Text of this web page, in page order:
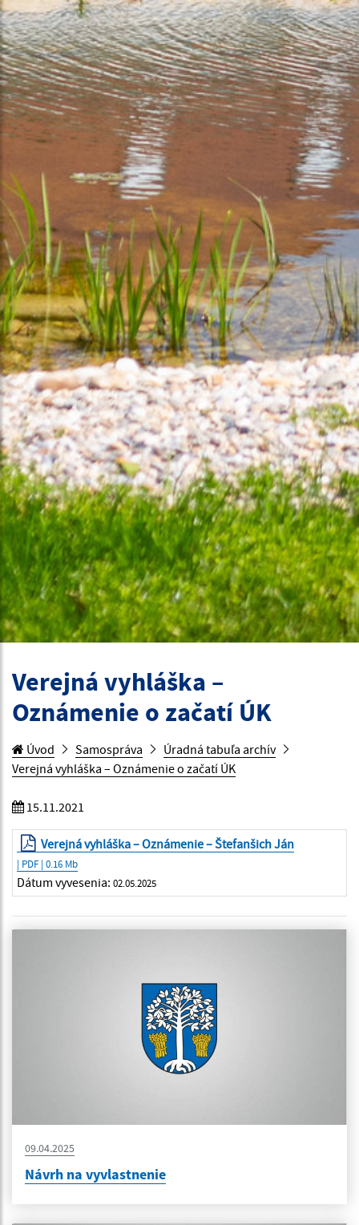
Verejná vyhláška –
Oznámenie o začatí ÚK
Úvod Samospráva
Úradná tabuľa archív
Verejná vyhláška – Oznámenie o začatí ÚK
15.11.2021
Verejná vyhláška – Oznámenie – Štefanšich Ján
| PDF | 0.16 Mb
Dátum vyvesenia: 02.05.2025
09.04.2025
Návrh na vyvlastnenie